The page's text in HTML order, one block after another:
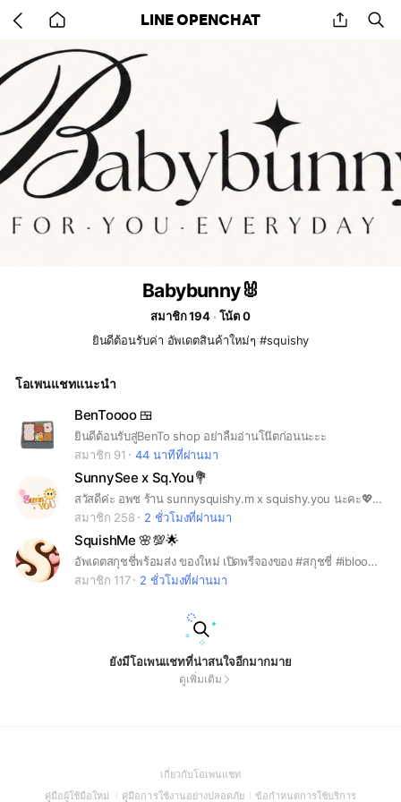
back
home
LINE OPENCHAT share
Babybunny🐰
สมาชิก 194
โน้ต 0
ยินดีต้อนรับค่า อัพเดตสินค้าใหม่ๆ #squishy
โอเพนแชทแนะนำ
BenToooo 🍱
ยินดีต้อนรับสู่BenTo shop อย่าลืมอ่านโน๊ตก่อนนะะะ
สมาชิก 91
44 นาทีที่ผ่านมา
SunnySee x Sq.You💐
สวัสดีค่ะ อพช ร้าน sunnysquishy.m x squishy.you นะคะ💖🫶 ยินดีต้อนรับทุกคนน้าา ว่างเดี๋ยวมาตอบทุกคำถามค่ะ🙇🏻‍♀️ หากมีข้อสอบถามเพิ่มเติมแชทส่วนตัวสามารถติดต่อโดยตรงได้ที่👇 Sunny>> @jellyx26 หรือ @112dinxm Squishy.you>> @squishy.you
สมาชิก 258
2 ชั่วโมงที่ผ่านมา
SquishMe 🌸💯🌟
อัพเดตสกุชชี่พร้อมส่ง ของใหม่ เปิดพรีจองของ #สกุชชี่ #ibloom #midosquishy # mido #lisa #zoey #squishy #squishme
สมาชิก 117
2 ชั่วโมงที่ผ่านมา
ยังมีโอเพนแชทที่น่าสนใจอีกมากมาย
ดูเพิ่มเติม
เกี่ยวกับโอเพนแชท(Open
in
คู่มือผู้ใช้มือใหม่ (Open
คู่มือการใช้งานอย่างปลอดภัย(Open
ข้อกำหนดการใช้บริการ(Open